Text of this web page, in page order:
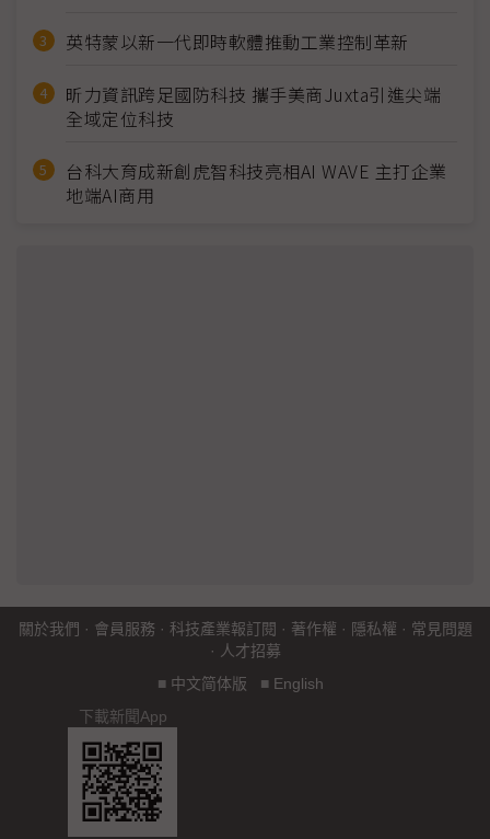
英特蒙以新一代即時軟體推動工業控制革新
昕力資訊跨足國防科技 攜手美商Juxta引進尖端
全域定位科技
台科大育成新創虎智科技亮相AI WAVE 主打企業
地端AI商用
關於我們 · 會員服務 · 科技產業報訂閱 · 著作權 · 隱私權 · 常見問題
· 人才招募
■ 中文简体版 ■ English
下載新聞App